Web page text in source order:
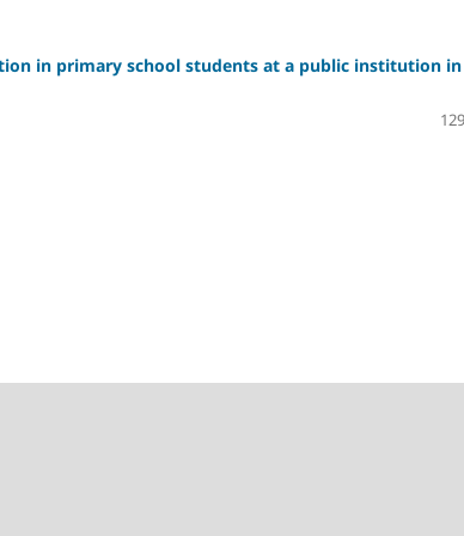
in primary school students at a public institution in